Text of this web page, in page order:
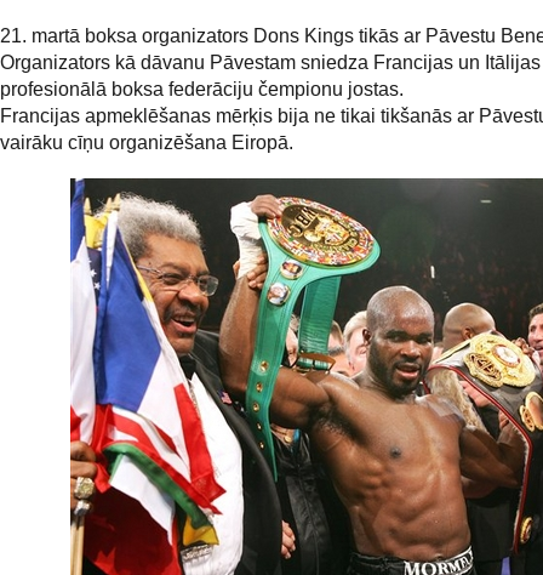
21. martā boksa organizators Dons Kings tikās ar Pāvestu
Organizators kā dāvanu Pāvestam sniedza Francijas un Itālijas
profesionālā boksa federāciju čempionu jostas.
Francijas apmeklēšanas mērķis bija ne tikai tikšanās ar
vairāku cīņu organizēšana Eiropā.